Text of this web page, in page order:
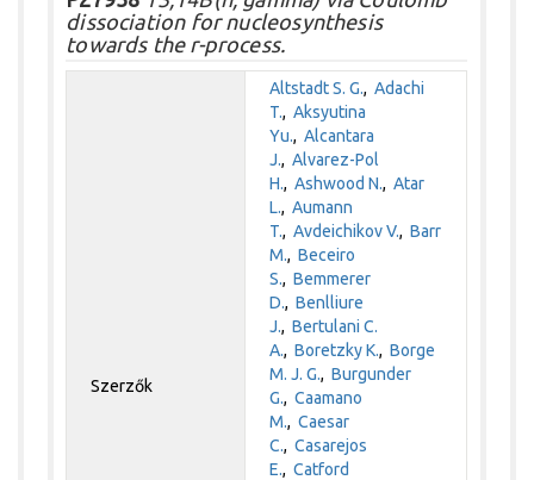
dissociation for nucleosynthesis
towards the r-process.
Szerzők
Altstadt S. G.,Adachi
T.,Aksyutina
Yu.,Alcantara
J.,Alvarez-Pol
H.,Ashwood N.,Atar
L.,Aumann
T.,Avdeichikov V.,Barr
M.,Beceiro
S.,Bemmerer
D.,Benlliure
J.,Bertulani C.
A.,Boretzky K.,Borge
M. J. G.,Burgunder
G.,Caamano
M.,Caesar
C.,Casarejos
E.,Catford